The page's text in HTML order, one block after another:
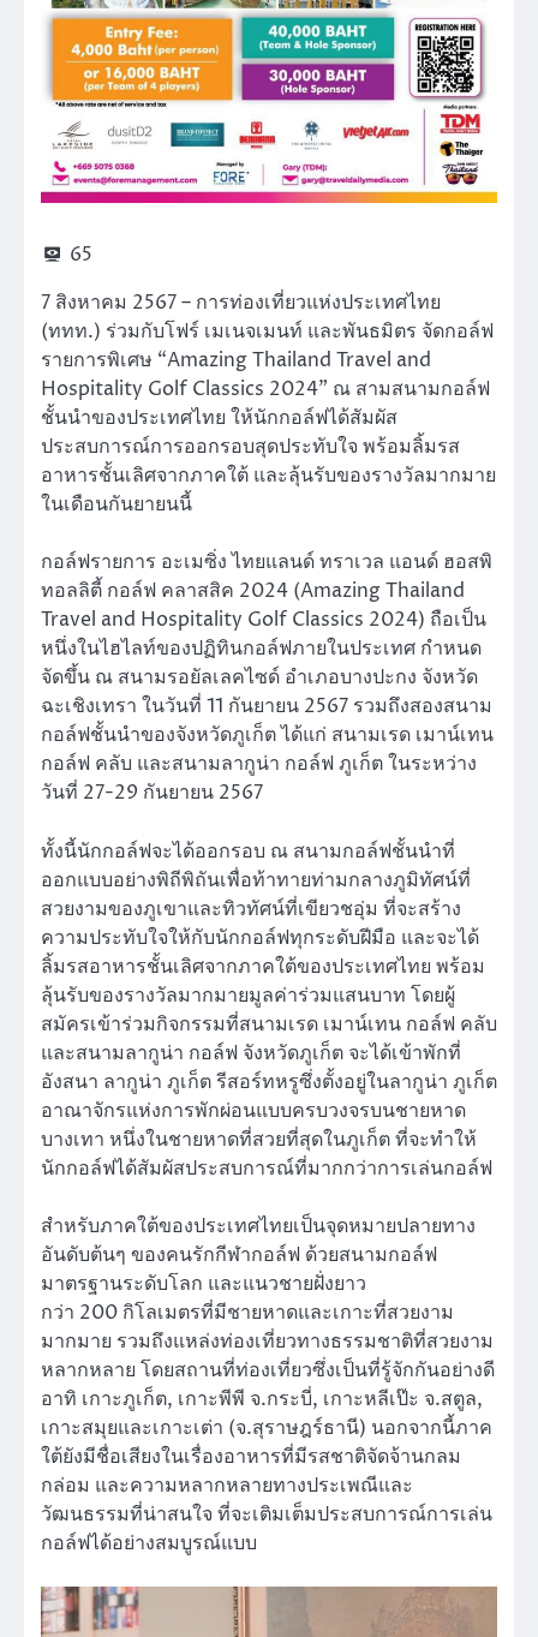
65
7 สิงหาคม 2567 – การท่องเที่ยวแห่งประเทศไทย
(ททท.) ร่วมกับโฟร์ เมเนจเมนท์ และพันธมิตร จัดกอล์ฟ
รายการพิเศษ “Amazing Thailand Travel and
Hospitality Golf Classics 2024” ณ สามสนามกอล์ฟ
ชั้นนำของประเทศไทย ให้นักกอล์ฟได้สัมผัส
ประสบการณ์การออกรอบสุดประทับใจ พร้อมลิ้มรส
อาหารชั้นเลิศจากภาคใต้ และลุ้นรับของรางวัลมากมาย
ในเดือนกันยายนนี้
กอล์ฟรายการ อะเมซิ่ง ไทยแลนด์ ทราเวล แอนด์ ฮอสพิ
ทอลลิตี้ กอล์ฟ คลาสสิค 2024 (Amazing Thailand
Travel and Hospitality Golf Classics 2024) ถือเป็น
หนึ่งในไฮไลท์ของปฏิทินกอล์ฟภายในประเทศ กำหนด
จัดขึ้น ณ สนามรอยัลเลคไซด์ อำเภอบางปะกง จังหวัด
ฉะเชิงเทรา ในวันที่ 11 กันยายน 2567 รวมถึงสองสนาม
กอล์ฟชั้นนำของจังหวัดภูเก็ต ได้แก่ สนามเรด เมาน์เทน
กอล์ฟ คลับ และสนามลากูน่า กอล์ฟ ภูเก็ต ในระหว่าง
วันที่ 27-29 กันยายน 2567
ทั้งนี้นักกอล์ฟจะได้ออกรอบ ณ สนามกอล์ฟชั้นนำที่
ออกแบบอย่างพิถีพิถันเพื่อท้าทายท่ามกลางภูมิทัศน์ที่
สวยงามของภูเขาและทิวทัศน์ที่เขียวชอุ่ม ที่จะสร้าง
ความประทับใจให้กับนักกอล์ฟทุกระดับฝีมือ และจะได้
ลิ้มรสอาหารชั้นเลิศจากภาคใต้ของประเทศไทย พร้อม
ลุ้นรับของรางวัลมากมายมูลค่าร่วมแสนบาท โดยผู้
สมัครเข้าร่วมกิจกรรมที่สนามเรด เมาน์เทน กอล์ฟ คลับ
และสนามลากูน่า กอล์ฟ จังหวัดภูเก็ต จะได้เข้าพักที่
อังสนา ลากูน่า ภูเก็ต รีสอร์ทหรูซึ่งตั้งอยู่ในลากูน่า ภูเก็ต
อาณาจักรแห่งการพักผ่อนแบบครบวงจรบนชายหาด
บางเทา หนึ่งในชายหาดที่สวยที่สุดในภูเก็ต ที่จะทำให้
นักกอล์ฟได้สัมผัสประสบการณ์ที่มากกว่าการเล่นกอล์ฟ
สำหรับภาคใต้ของประเทศไทยเป็นจุดหมายปลายทาง
อันดับต้นๆ ของคนรักกีฬากอล์ฟ ด้วยสนามกอล์ฟ
มาตรฐานระดับโลก และแนวชายฝั่งยาว
กว่า 200 กิโลเมตรที่มีชายหาดและเกาะที่สวยงาม
มากมาย รวมถึงแหล่งท่องเที่ยวทางธรรมชาติที่สวยงาม
หลากหลาย โดยสถานที่ท่องเที่ยวซึ่งเป็นที่รู้จักกันอย่างดี
อาทิ เกาะภูเก็ต, เกาะพีพี จ.กระบี่, เกาะหลีเป๊ะ จ.สตูล,
เกาะสมุยและเกาะเต่า (จ.สุราษฎร์ธานี) นอกจากนี้ภาค
ใต้ยังมีชื่อเสียงในเรื่องอาหารที่มีรสชาติจัดจ้านกลม
กล่อม และความหลากหลายทางประเพณีและ
วัฒนธรรมที่น่าสนใจ ที่จะเติมเต็มประสบการณ์การเล่น
กอล์ฟได้อย่างสมบูรณ์แบบ